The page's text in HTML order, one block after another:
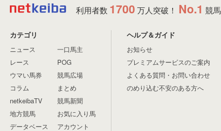
利用者数 1700 万人突破！ No.1 競
カテゴリ
ニュース
レース
ウマい馬券
コラム
netkeibaTV
地方競馬
データベース
一口馬主
POG
競馬広場
まとめ
競馬新聞
お気に入り馬
アカウント
ヘルプ＆ガイド
お知らせ
プレミアムサービスのご案内
よくある質問・お問い合わせ
のめり込む不安のある方へ